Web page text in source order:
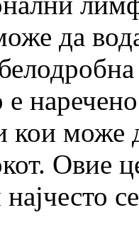
да
кои може
Овие